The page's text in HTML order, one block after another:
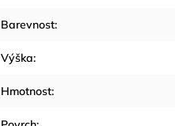
Barevnost:
Výška:
Hmotnost: